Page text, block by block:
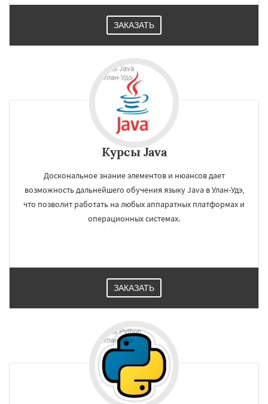
ЗАКАЗАТЬ
Курсы Java
Доскональное знание элементов и нюансов дает
возможность дальнейшего обучения языку Java в Улан-Удэ,
что позволит работать на любых аппаратных платформах и
операционных системах.
ЗАКАЗАТЬ